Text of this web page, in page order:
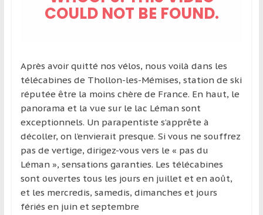
Après avoir quitté nos vélos, nous voilà dans les
télécabines de Thollon-les-Mémises, station de ski
réputée être la moins chère de France. En haut, le
panorama et la vue sur le lac Léman sont
exceptionnels. Un parapentiste s’apprête à
décoller, on l’envierait presque. Si vous ne souffrez
pas de vertige, dirigez-vous vers le « pas du
Léman », sensations garanties. Les télécabines
sont ouvertes tous les jours en juillet et en août,
et les mercredis, samedis, dimanches et jours
fériés en juin et septembre